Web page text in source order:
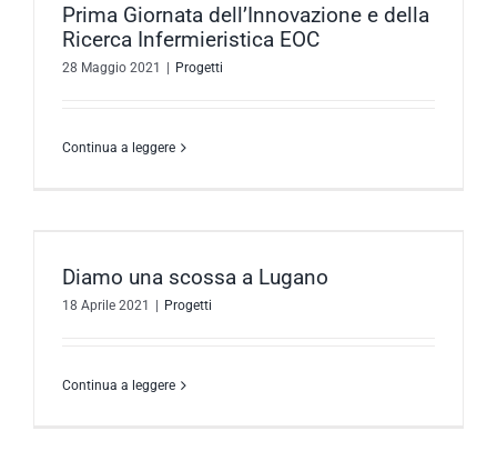
Prima Giornata dell’Innovazione e della
Ricerca Infermieristica EOC
28 Maggio 2021 | Progetti
Continua a leggere
Diamo una scossa a Lugano
18 Aprile 2021 | Progetti
Continua a leggere